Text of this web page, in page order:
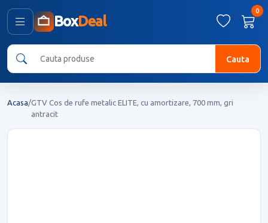
BoxDeal
0
Cauta
Acasa/GTV Cos de rufe metalic ELITE, cu amortizare, 700 mm, gri
antracit